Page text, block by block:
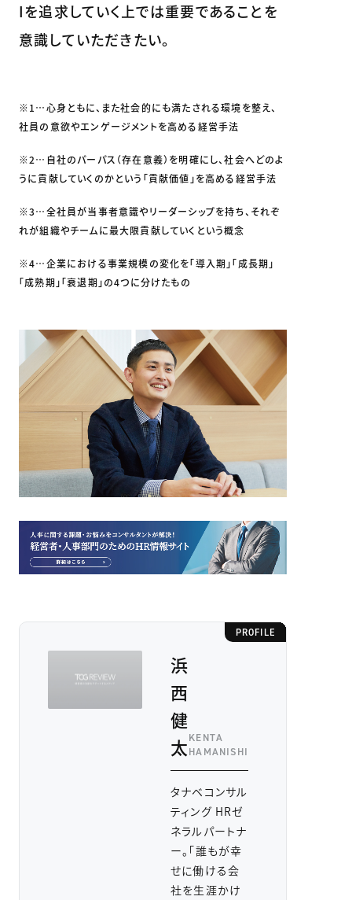
Iを追求していく上では重要であることを
意識していただきたい。
※1…心身ともに、また社会的にも満たされる環境を整え、
社員の意欲やエンゲージメントを高める経営手法
※2…自社のパーパス（存在意義）を明確にし、社会へどのよ
うに貢献していくのかという「貢献価値」を高める経営手法
※3…全社員が当事者意識やリーダーシップを持ち、それぞ
れが組織やチームに最大限貢献していくという概念
※4…企業における事業規模の変化を「導入期」「成長期」
「成熟期」「衰退期」の4つに分けたもの
PROFILE
浜
西
健
太KENTA
HAMANISHI
タナベコンサル
ティング HRゼ
ネラルパートナ
ー。「誰もが幸
せに働ける会
社を生涯かけ